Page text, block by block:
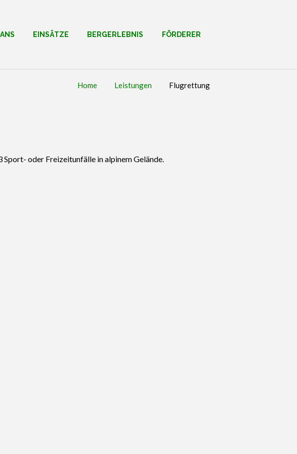
EINSÄTZE BERGERLEBNIS FÖRDERER
Home Leistungen Flugrettung
oder Freizeitunfälle in alpinem Gelände.